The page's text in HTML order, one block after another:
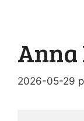
Anna
2026-05-29